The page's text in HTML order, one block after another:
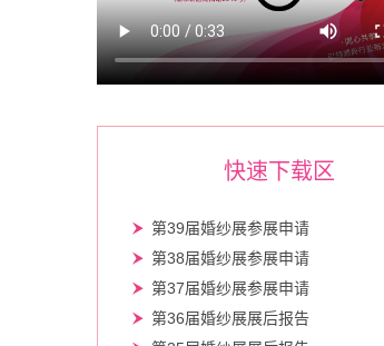
快速下载区
第39届婚纱展参展申请
第38届婚纱展参展申请
第37届婚纱展参展申请
第36届婚纱展展后报告